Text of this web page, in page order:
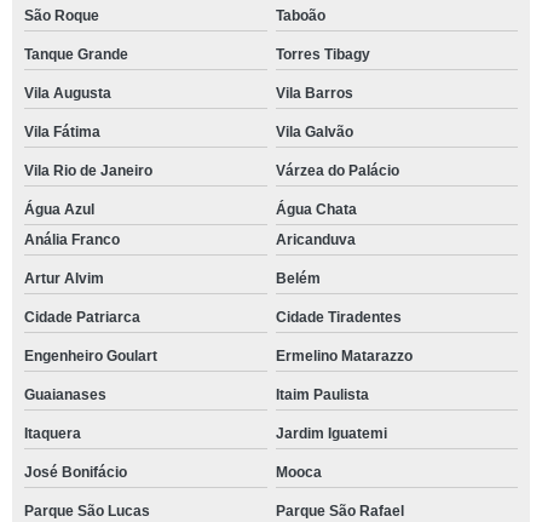
São Roque Taboão
Tanque Grande Torres Tibagy
Vila Augusta Vila Barros
Vila Fátima Vila Galvão
Vila Rio de Janeiro Várzea do Palácio
Água Azul
Água Chata
Anália Franco
Aricanduva
Artur Alvim Belém
Cidade Patriarca Cidade Tiradentes
Engenheiro Goulart Ermelino Matarazzo
Guaianases Itaim Paulista
Itaquera Jardim Iguatemi
José Bonifácio Mooca
Parque São Lucas Parque São Rafael